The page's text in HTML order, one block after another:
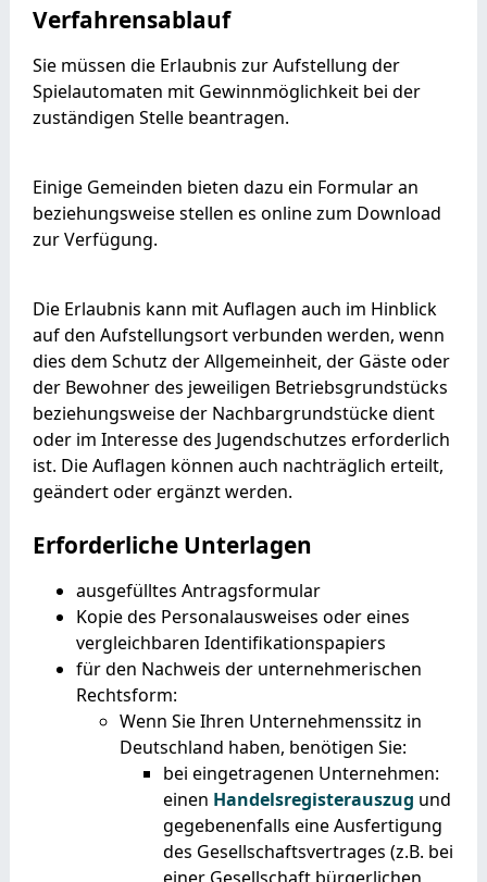
Verfahrensablauf
Sie müssen die Erlaubnis zur Aufstellung der
Spielautomaten mit Gewinnmöglichkeit bei der
zuständigen Stelle beantragen.
Einige Gemeinden bieten dazu ein Formular an
beziehungsweise stellen es online zum Download
zur Verfügung.
Die Erlaubnis kann mit Auflagen auch im Hinblick
auf den Aufstellungsort verbunden werden, wenn
dies dem Schutz der Allgemeinheit, der Gäste oder
der Bewohner des jeweiligen Betriebsgrundstücks
beziehungsweise der Nachbargrundstücke dient
oder im Interesse des Jugendschutzes erforderlich
ist. Die Auflagen können auch nachträglich erteilt,
geändert oder ergänzt werden.
Erforderliche Unterlagen
ausgefülltes Antragsformular
Kopie des Personalausweises oder eines
vergleichbaren Identifikationspapiers
für den Nachweis der unternehmerischen
Rechtsform:
Wenn Sie Ihren Unternehmenssitz in
Deutschland haben, benötigen Sie:
bei eingetragenen Unternehmen:
einen Handelsregisterauszug und
gegebenenfalls eine Ausfertigung
des Gesellschaftsvertrages (z.B. bei